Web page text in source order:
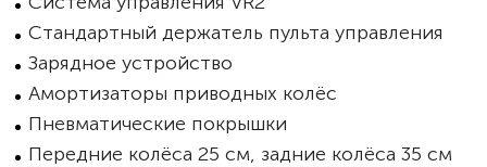
Стандартный держатель пульта управления
Зарядное устройство
Амортизаторы приводных колёс
Пневматические покрышки
Передние колёса 25 см, задние колёса 35 см